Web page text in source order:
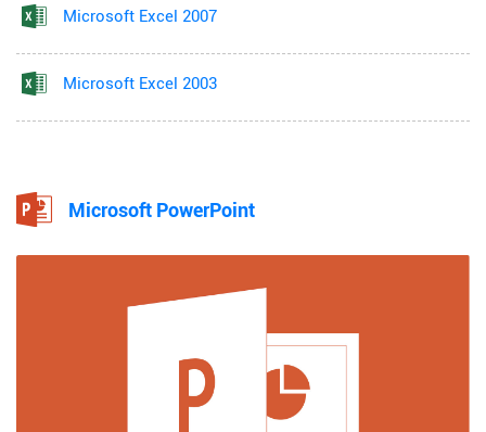
Microsoft Excel 2007
Microsoft Excel 2003
Microsoft PowerPoint